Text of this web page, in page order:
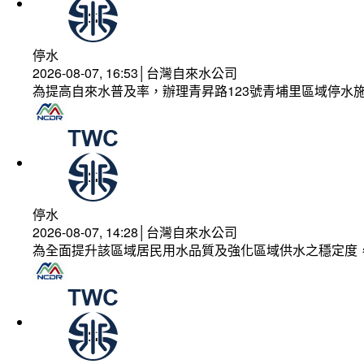
停水
2026-08-07, 16:53│台灣自來水公司
為提高自來水普及率，辦理青昇路123號青埔里區域停水
停水
2026-08-07, 14:28│台灣自來水公司
為全面提升該區域居民用水品質及強化區域供水之穩定